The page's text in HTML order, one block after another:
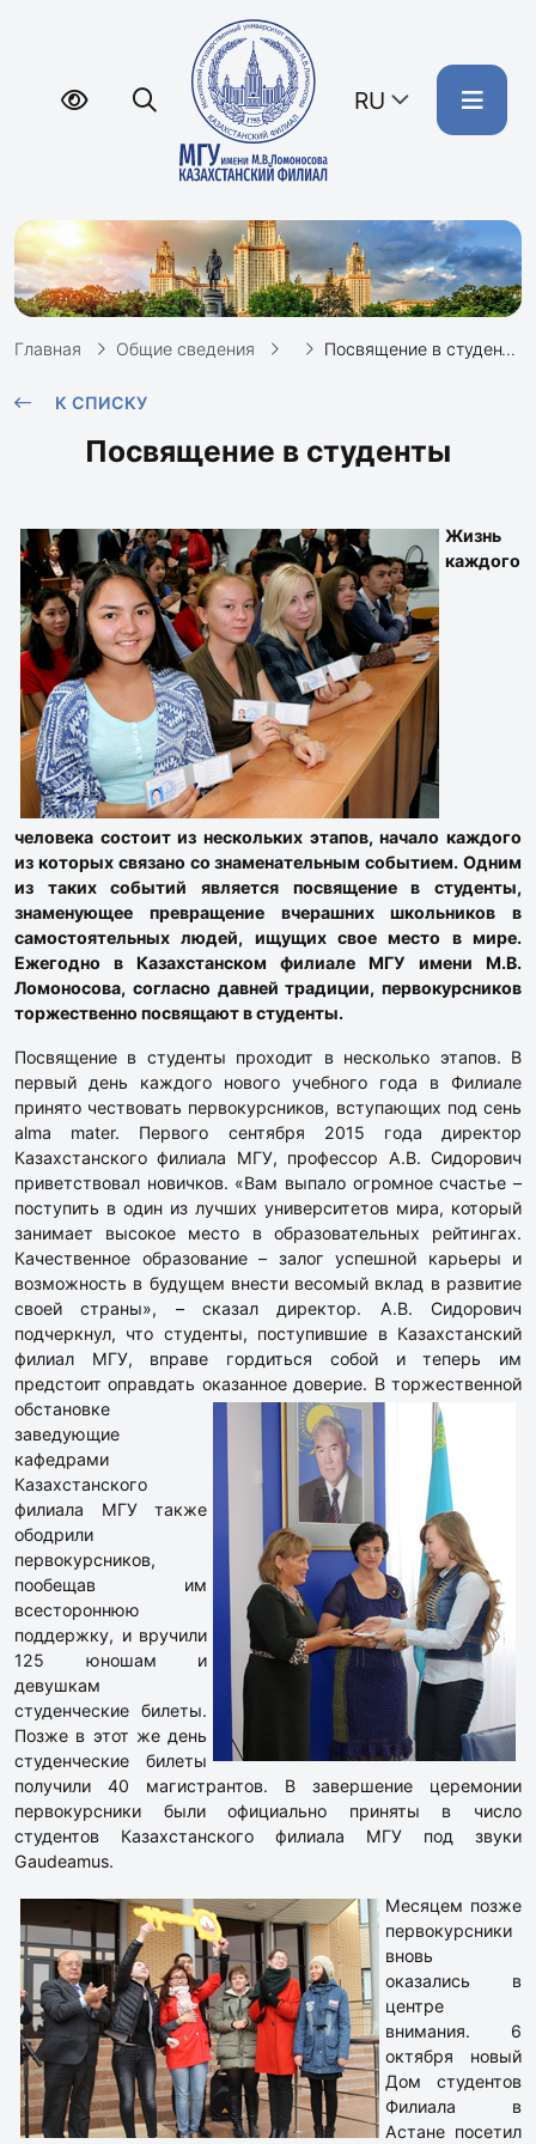
RU
Главная Общие сведения Посвящение в студенты Казахстанского филиала МГУ
К СПИСКУ
Посвящение в студенты
Жизнь
каждого
человека состоит из нескольких этапов, начало каждого
из которых связано со знаменательным событием. Одним
из таких событий является посвящение в студенты,
знаменующее превращение вчерашних школьников в
самостоятельных людей, ищущих свое место в мире.
Ежегодно в Казахстанском филиале МГУ имени М.В.
Ломоносова, согласно давней традиции, первокурсников
торжественно посвящают в студенты.
Посвящение в студенты проходит в несколько этапов. В
первый день каждого нового учебного года в Филиале
принято чествовать первокурсников, вступающих под сень
alma mater. Первого сентября 2015 года директор
Казахстанского филиала МГУ, профессор А.В. Сидорович
приветствовал новичков. «Вам выпало огромное счастье –
поступить в один из лучших университетов мира, который
занимает высокое место в образовательных рейтингах.
Качественное образование – залог успешной карьеры и
возможность в будущем внести весомый вклад в развитие
своей страны», – сказал директор. А.В. Сидорович
подчеркнул, что студенты, поступившие в Казахстанский
филиал МГУ, вправе гордиться собой и теперь им
предстоит оправдать оказанное доверие. В торжественной
обстановке
заведующие
кафедрами
Казахстанского
филиала МГУ также
ободрили
первокурсников,
пообещав им
всестороннюю
поддержку, и вручили
125 юношам и
девушкам
студенческие билеты.
Позже в этот же день
студенческие билеты
получили 40 магистрантов. В завершение церемонии
первокурсники были официально приняты в число
студентов Казахстанского филиала МГУ под звуки
Gaudeamus.
Месяцем позже
первокурсники
вновь
оказались в
центре
внимания. 6
октября новый
Дом студентов
Филиала в
Астане посетил